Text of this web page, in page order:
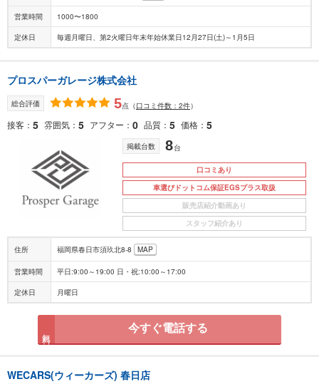
営業時間 1000〜1800
定休日 毎週月曜日、第2火曜日年末年始休業日12月27日(土)～1月5日
プロスパーガレージ株式会社
総合評価 5点 （口コミ件数：2件）
接客 5 雰囲気 5 アフター 0 品質 5 価格 5
掲載台数 8台
口コミあり
車選びドットコム保証EGSプラス取扱
販売店紹介動画あり
スタッフ紹介あり
住所 福岡県春日市須玖北8-8 MAP
営業時間 平日:9:00～19:00 日・祝:10:00～17:00
定休日 月曜日
今すぐ電話する
WECARS(ウィーカーズ) 春日店